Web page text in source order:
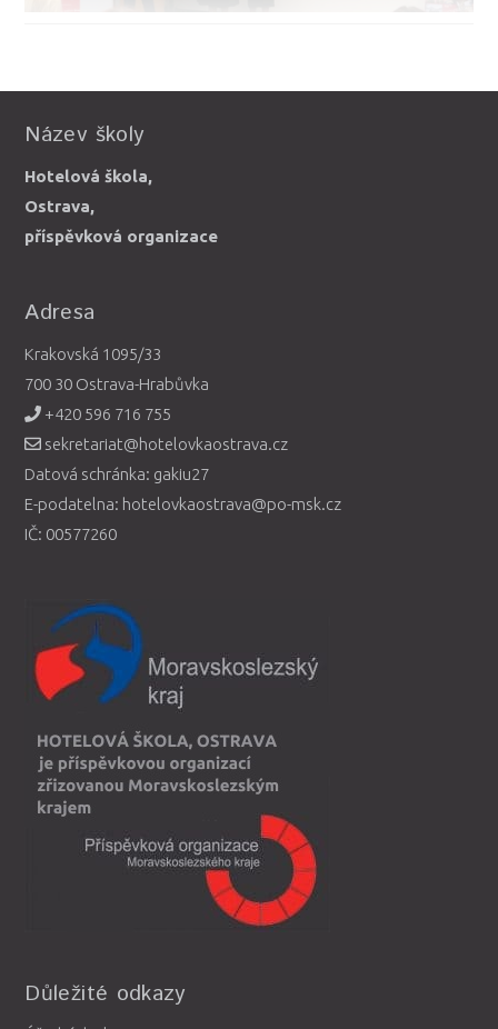
Název školy
Hotelová škola,
Ostrava,
příspěvková organizace
Adresa
Krakovská 1095/33
700 30 Ostrava-Hrabůvka
+420 596 716 755
sekretariat@hotelovkaostrava.cz
Datová schránka: gakiu27
E-podatelna: hotelovkaostrava@po-msk.cz
IČ: 00577260
Důležité odkazy